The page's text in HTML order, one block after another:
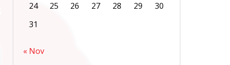
24
25 26 27 28 29
30
31
« Nov